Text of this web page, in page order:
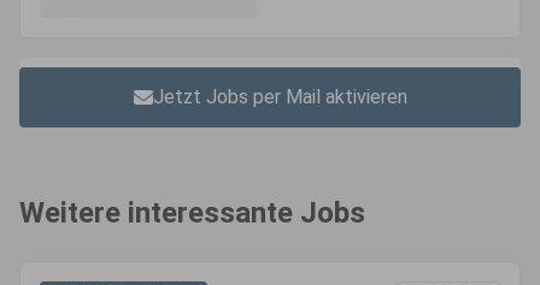
Jetzt Jobs per Mail aktivieren
Weitere interessante Jobs